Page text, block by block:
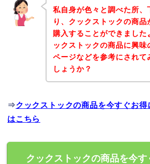
私自身が色々と調べた所、
り、クックストックの商
購入することができました
ックストックの商品に興味
ページなどを参考にされて
しょうか？
⇒クックストックの商品を今すぐお得
はこちら
クックストックの商品を今